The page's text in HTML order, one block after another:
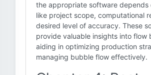
the appropriate software depends
like project scope, computational
desired level of accuracy. These
provide valuable insights into flow
aiding in optimizing production
managing bubble flow effectively.